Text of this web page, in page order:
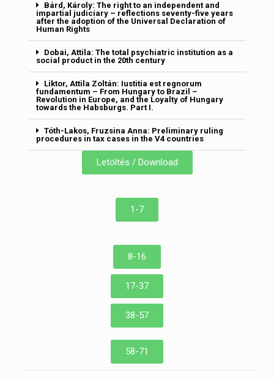
Bárd, Károly: The right to an independent and
impartial judiciary – reflections seventy-five years
after the adoption of the Universal Declaration of
Human Rights
Dobai, Attila: The total psychiatric institution as a
social product in the 20th century
Liktor, Attila Zoltán: Iustitia est regnorum
fundamentum – From Hungary to Brazil –
Revolution in Europe, and the Loyalty of Hungary
towards the Habsburgs. Part I.
Tóth-Lakos, Fruzsina Anna: Preliminary ruling
procedures in tax cases in the V4 countries
Letöltés / Download
1-7
8-16
17-37
38-57
58-71